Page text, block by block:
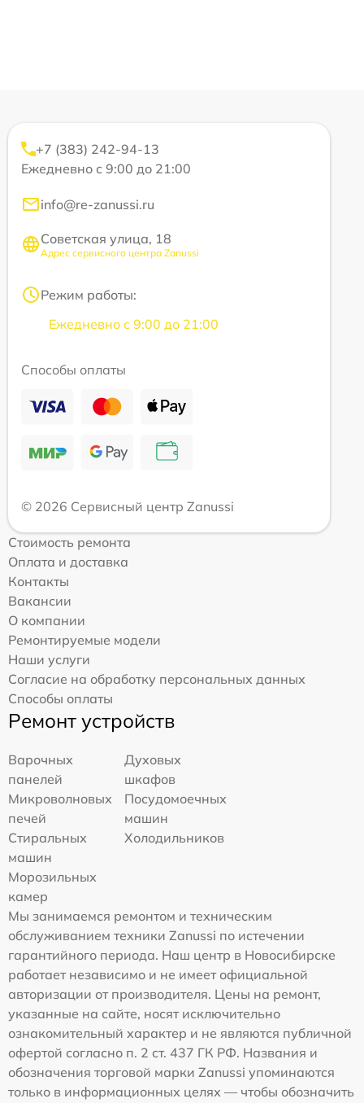
+7 (383) 242-94-13
Ежедневно с 9:00 до 21:00
info@re-zanussi.ru
Советская улица, 18
Адрес сервисного центра Zanussi
Режим работы:
Ежедневно с 9:00 до 21:00
Способы оплаты
© 2026 Сервисный центр Zanussi
Стоимость ремонта
Оплата и доставка
Контакты
Вакансии
О компании
Ремонтируемые модели
Наши услуги
Согласие на обработку персональных данных
Способы оплаты
Ремонт устройств
Варочных
панелей
Духовых
шкафов
Микроволновых
печей
Посудомоечных
машин
Стиральных
машин
Холодильников
Морозильных
камер
Мы занимаемся ремонтом и техническим
обслуживанием техники Zanussi по истечении
гарантийного периода. Наш центр в Новосибирске
работает независимо и не имеет официальной
авторизации от производителя. Цены на ремонт,
указанные на сайте, носят исключительно
ознакомительный характер и не являются публичной
офертой согласно п. 2 ст. 437 ГК РФ. Названия и
обозначения торговой марки Zanussi упоминаются
только в информационных целях — чтобы обозначить